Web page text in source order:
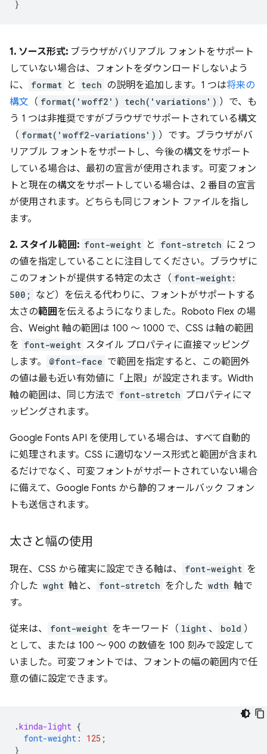
}
1. ソース形式: ブラウザがバリアブル フォントをサポート
していない場合は、フォントをダウンロードしないよう
に、
format と tech の説明を追加します。1 つは将来の
構文 （ format('woff2') tech('variations') ）で、も
う 1 つは非推奨ですがブラウザでサポートされている構文
（ format('woff2-variations') ）です。ブラウザがバ
リアブル フォントをサポートし、今後の構文をサポート
している場合は、最初の宣言が使用されます。可変フォン
トと現在の構文をサポートしている場合は、2 番目の宣言
が使用されます。どちらも同じフォント ファイルを指し
ます。
2. スタイル範囲: font-weight と font-stretch に 2 つ
の値を指定していることに注目してください。ブラウザに
このフォントが提供する特定の太さ（ font-weight:
500;
など）を伝える代わりに、フォントがサポートする
太さの範囲 を伝えるようになりました。Roboto Flex の場
合、Weight 軸の範囲は 100 ～ 1000 で、CSS は軸の範囲
を font-weight スタイル プロパティに直接マッピング
します。
@font-face で範囲を指定すると、この範囲外
の値は最も近い有効値に「上限」が設定されます。Width
軸の範囲は、同じ方法で font-stretch プロパティにマ
ッピングされます。
Google Fonts API を使用している場合は、すべて自動的
に処理されます。CSS に適切なソース形式と範囲が含まれ
るだけでなく、可変フォントがサポートされていない場合
に備えて、Google Fonts から静的フォールバック フォン
トも送信されます。
太さと幅の使用
現在、CSS から確実に設定できる軸は、 font-weight を
介した wght 軸と、 font-stretch を介した wdth 軸で
す。
従来は、 font-weight をキーワード（ light 、 bold ）
として、または 100 ～ 900 の数値を 100 刻みで設定して
いました。可変フォントでは、フォントの幅の範囲内で任
意の値に設定できます。
.kinda-light {
font-weight : 125 ;
}